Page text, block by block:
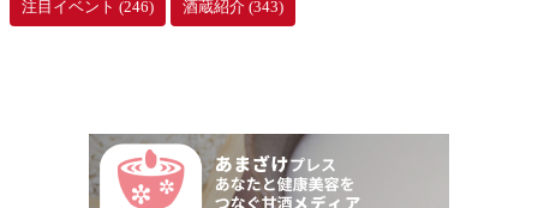
注目イベント (246) 酒蔵紹介 (343)